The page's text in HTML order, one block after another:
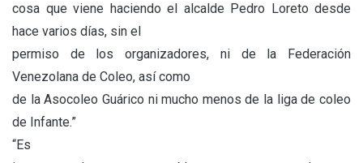
cosa que viene haciendo el alcalde Pedro Loreto desde
hace varios días, sin el
permiso de los organizadores, ni de la Federación
Venezolana de Coleo, así como
de la Asocoleo Guárico ni mucho menos de la liga de coleo
de Infante.”
“Es